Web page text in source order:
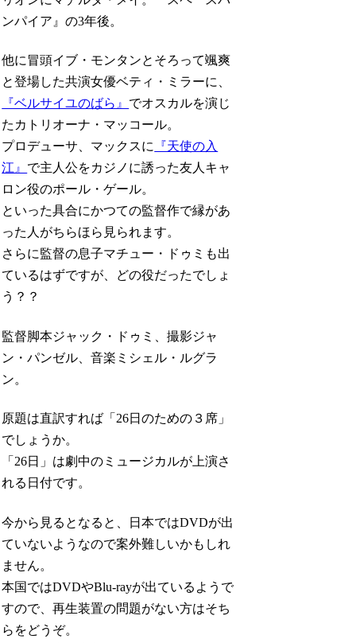
ンパイア』の3年後。
他に冒頭イブ・モンタンとそろって颯爽
と登場した共演女優ベティ・ミラーに、
『ベルサイユのばら』 でオスカルを演じ
たカトリオーナ・マッコール。
プロデューサ、マックスに 『天使の入
江』 で主人公をカジノに誘った友人キャ
ロン役のポール・ゲール。
といった具合にかつての監督作で縁があ
った人がちらほら見られます。
さらに監督の息子マチュー・ドゥミも出
ているはずですが、どの役だったでしょ
う？？
監督脚本ジャック・ドゥミ、撮影ジャ
ン・パンゼル、音楽ミシェル・ルグラ
ン。
原題は直訳すれば「26日のための３席」
でしょうか。
「26日」は劇中のミュージカルが上演さ
れる日付です。
今から見るとなると、日本ではDVDが出
ていないようなので案外難しいかもしれ
ません。
本国ではDVDやBlu-rayが出ているようで
すので、再生装置の問題がない方はそち
らをどうぞ。